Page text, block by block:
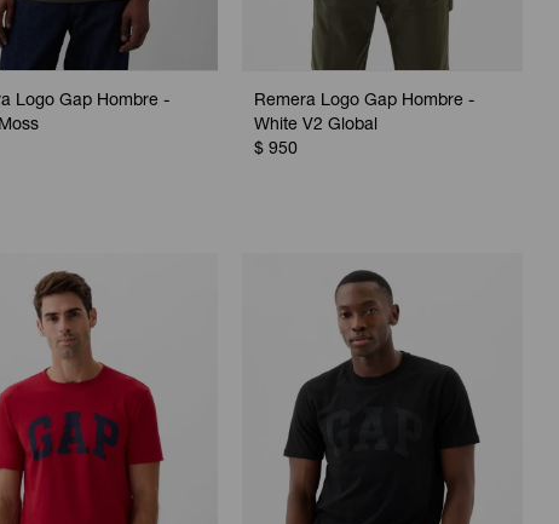
Logo Gap Hombre -
Remera Logo Gap Hombre -
White V2 Global
$ 950